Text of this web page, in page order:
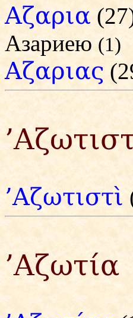
Αζαρια
Азариею (1)
Αζαριας
’Αζωτιστὶ
’Αζωτία